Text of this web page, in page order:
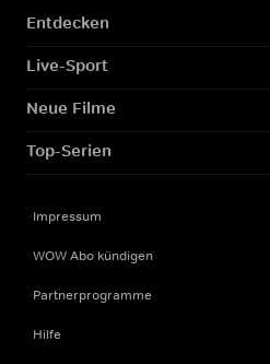
Entdecken
Live-Sport
Neue Filme
Top-Serien
Impressum
WOW Abo kündigen
Partnerprogramme
Hilfe